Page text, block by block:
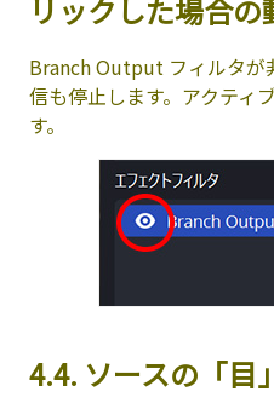
リックした場合の
Branch Output フィルタが
信も停止します。アクティ
す。
4.4. ソースの「目